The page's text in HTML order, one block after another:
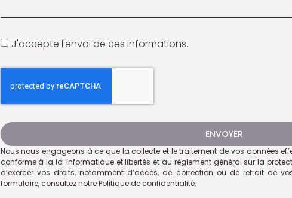
J'accepte l'envoi de ces informations.
ENVOYER
Nous nous engageons à ce que la collecte et le traitement de vos données
conforme à la loi informatique et libertés et au règlement général sur la
d’exercer vos droits, notamment d’accès, de correction ou de retrait de
formulaire, consultez notre Politique de confidentialité.